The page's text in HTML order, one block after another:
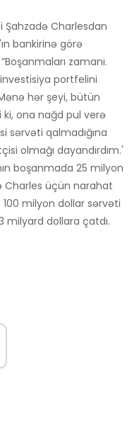
Şahzadə Charlesdan
bankirinə görə
”Boşanmaları zamanı.
portfelini
hər şeyi, bütün
ki, ona nağd pul verə
sərvəti qalmadığına
olmağı dayandırdım.'
boşanmada 25 milyon
Charles üçün narahat
milyon dollar sərvəti
milyard dollara çatdı.